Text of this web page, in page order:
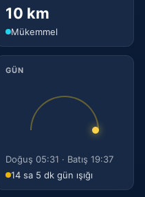
10 km
Mükemmel
GÜN
Doğuş 05:31 · Batış 19:37
14 sa 5 dk gün ışığı